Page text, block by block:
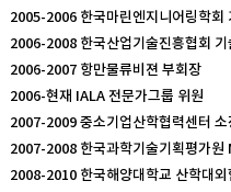
2005-2006 한국마린엔지니어링학회
2006-2008 한국산업기술진흥협회
2006-2007 항만물류비젼 부회장
2006-현재 IALA 전문가그룹 위원
2007-2009 중소기업산학협력센터 소
2007-2008 한국과학기술기획평가
2008-2010 한국해양대학교 산학대외